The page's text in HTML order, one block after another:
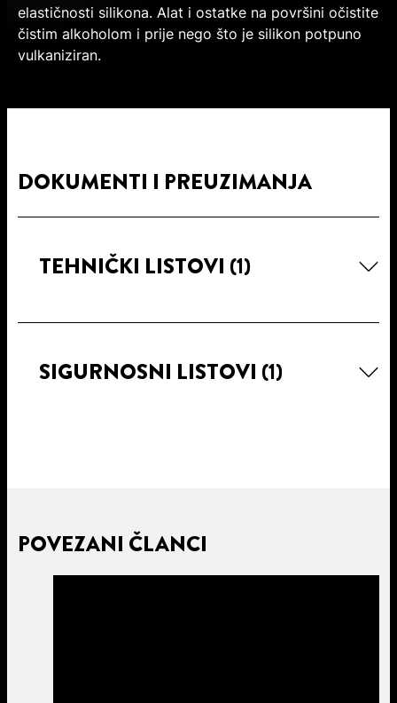
elastičnosti silikona. Alat i ostatke na površini očistite
čistim alkoholom i prije nego što je silikon potpuno
vulkaniziran.
DOKUMENTI I PREUZIMANJA
TEHNIČKI LISTOVI (1)
SIGURNOSNI LISTOVI (1)
POVEZANI ČLANCI